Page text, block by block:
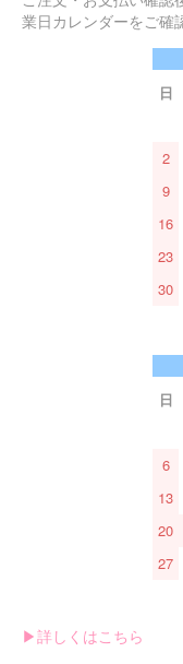
業日カレンダーをご確
日
2
9
16
23
30
日
6
13
20
27
▶︎詳しくはこちら